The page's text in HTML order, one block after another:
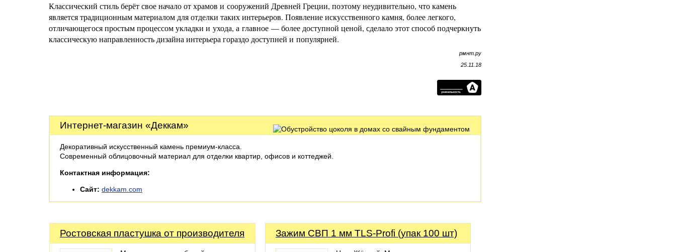
Классический стиль берёт свое начало от храмов и сооружений Древней Греции, поэтому неудивительно, что камень
является традиционным материалом для отделки таких интерьеров. Появление искусственного камня, более легкого,
отличающегося простым процессом укладки и ухода, а главное — более доступной ценой, сделало этот способ подчеркнуть
классическую направленность дизайна интерьера гораздо доступней и популярней.
рмнт.ру
25.11.18
Интернет-магазин «Деккам»
Декоративный искусственный камень премиум-класса.
Современный облицовочный материал для отделки квартир, офисов и коттеджей.
Контактная информация:
Сайт: dekkam.com
Ростовская пластушка от производителя Зажим СВП 1 мм TLS-Profi (упак 100 шт)